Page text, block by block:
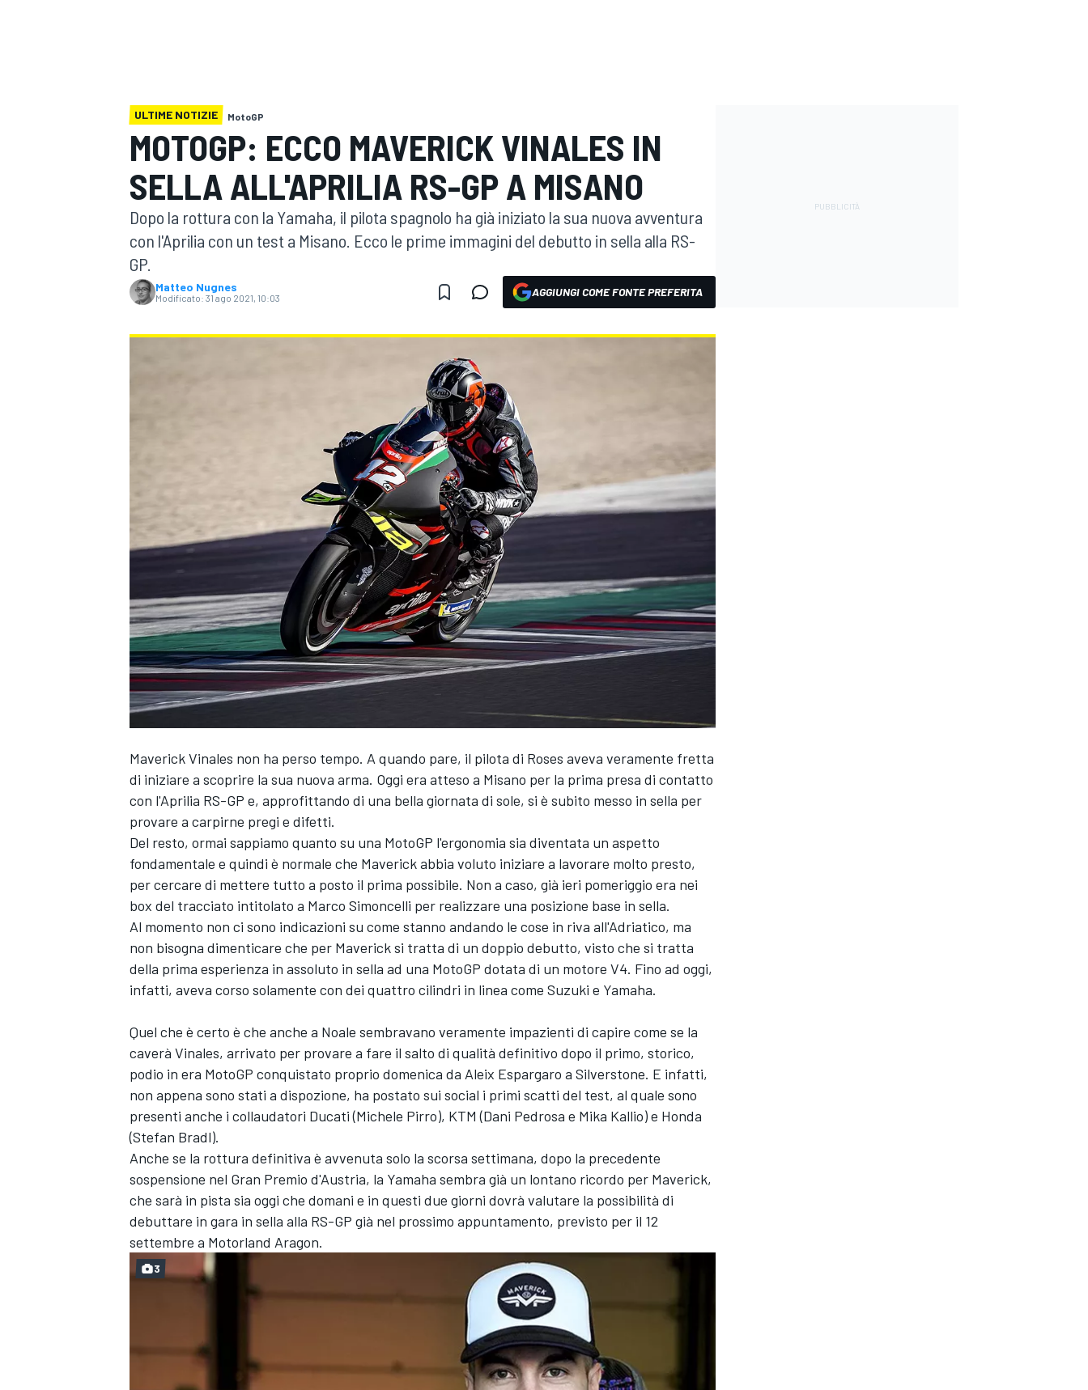
WRC
MONOPOSTO
ULTIME NOTIZIE MotoGP
MOTOGP: ECCO MAVERICK VINALES IN
SELLA ALL'APRILIA RS-GP A MISANO
Dopo la rottura con la Yamaha, il pilota spagnolo ha già iniziato la sua nuova avventura
con l'Aprilia con un test a Misano. Ecco le prime immagini del debutto in sella alla RS-
GP.
Matteo Nugnes
Modificato: 31 ago 2021, 10:03 AGGIUNGI COME FONTE PREFERITA
Maverick Vinales non ha perso tempo. A quando pare, il pilota di Roses aveva veramente fretta
di iniziare a scoprire la sua nuova arma. Oggi era atteso a Misano per la prima presa di contatto
con l'Aprilia RS-GP e, approfittando di una bella giornata di sole, si è subito messo in sella per
provare a carpirne pregi e difetti.
Del resto, ormai sappiamo quanto su una MotoGP l'ergonomia sia diventata un aspetto
fondamentale e quindi è normale che Maverick abbia voluto iniziare a lavorare molto presto,
per cercare di mettere tutto a posto il prima possibile. Non a caso, già ieri pomeriggio era nei
box del tracciato intitolato a Marco Simoncelli per realizzare una posizione base in sella.
Al momento non ci sono indicazioni su come stanno andando le cose in riva all'Adriatico, ma
non bisogna dimenticare che per Maverick si tratta di un doppio debutto, visto che si tratta
della prima esperienza in assoluto in sella ad una MotoGP dotata di un motore V4. Fino ad oggi,
infatti, aveva corso solamente con dei quattro cilindri in linea come Suzuki e Yamaha.
Quel che è certo è che anche a Noale sembravano veramente impazienti di capire come se la
caverà Vinales, arrivato per provare a fare il salto di qualità definitivo dopo il primo, storico,
podio in era MotoGP conquistato proprio domenica da Aleix Espargaro a Silverstone. E infatti,
non appena sono stati a dispozione, ha postato sui social i primi scatti del test, al quale sono
presenti anche i collaudatori Ducati (Michele Pirro), KTM (Dani Pedrosa e Mika Kallio) e Honda
(Stefan Bradl).
Anche se la rottura definitiva è avvenuta solo la scorsa settimana, dopo la precedente
sospensione nel Gran Premio d'Austria, la Yamaha sembra già un lontano ricordo per Maverick,
che sarà in pista sia oggi che domani e in questi due giorni dovrà valutare la possibilità di
debuttare in gara in sella alla RS-GP già nel prossimo appuntamento, previsto per il 12
settembre a Motorland Aragon.
3